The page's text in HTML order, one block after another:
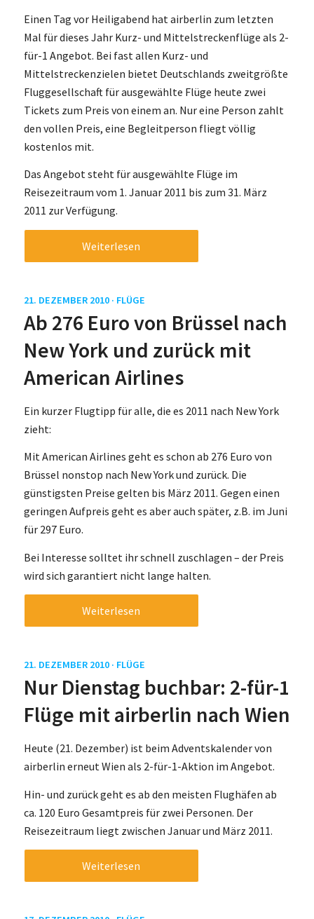
Einen Tag vor Heiligabend hat airberlin zum letzten
Mal für dieses Jahr Kurz- und Mittelstreckenflüge als 2-
für-1 Angebot. Bei fast allen Kurz- und
Mittelstreckenzielen bietet Deutschlands zweitgrößte
Fluggesellschaft für ausgewählte Flüge heute zwei
Tickets zum Preis von einem an. Nur eine Person zahlt
den vollen Preis, eine Begleitperson fliegt völlig
kostenlos mit.
Das Angebot steht für ausgewählte Flüge im
Reisezeitraum vom 1. Januar 2011 bis zum 31. März
2011 zur Verfügung.
Weiterlesen
21. DEZEMBER 2010 · FLÜGE
Ab 276 Euro von Brüssel nach
New York und zurück mit
American Airlines
Ein kurzer Flugtipp für alle, die es 2011 nach New York
zieht:
Mit American Airlines geht es schon ab 276 Euro von
Brüssel nonstop nach New York und zurück. Die
günstigsten Preise gelten bis März 2011. Gegen einen
geringen Aufpreis geht es aber auch später, z.B. im Juni
für 297 Euro.
Bei Interesse solltet ihr schnell zuschlagen – der Preis
wird sich garantiert nicht lange halten.
Weiterlesen
21. DEZEMBER 2010 · FLÜGE
Nur Dienstag buchbar: 2-für-1
Flüge mit airberlin nach Wien
Heute (21. Dezember) ist beim Adventskalender von
airberlin erneut Wien als 2-für-1-Aktion im Angebot.
Hin- und zurück geht es ab den meisten Flughäfen ab
ca. 120 Euro Gesamtpreis für zwei Personen. Der
Reisezeitraum liegt zwischen Januar und März 2011.
Weiterlesen